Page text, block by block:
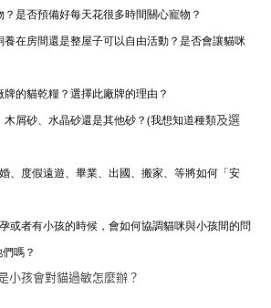
是否預備好每天花很多時間關心寵物？
養在房間還是整屋子可以自由活動？是否會讓貓咪
的貓乾糧？ 選擇此廠牌的理由？
木屑砂、水晶砂還是其他砂？(我想知道種類及選
、度假遠遊、畢業、出國、搬家、等將如何「安
或者有小孩的時候， 會如何協調貓咪與小孩間的問
嗎？
小孩會對貓過敏怎麼辦？